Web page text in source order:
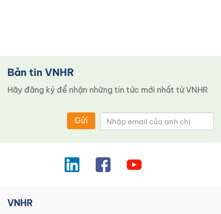
Bản tin VNHR
Hãy đăng ký để nhận những tin tức mới nhất từ ​​VNHR
Gửi
VNHR